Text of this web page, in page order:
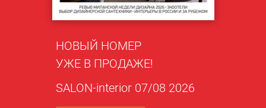
НОВЫЙ НОМЕР
УЖЕ В ПРОДАЖЕ!
SALON-interior 07/08 2026